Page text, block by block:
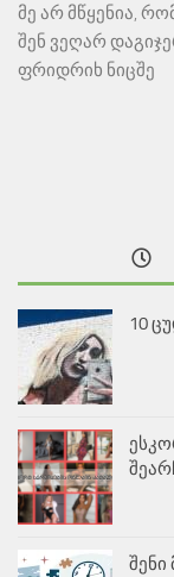
მე არ მწყენია,
შენ ვეღარ
ფრიდრიხ ნიცშე
10